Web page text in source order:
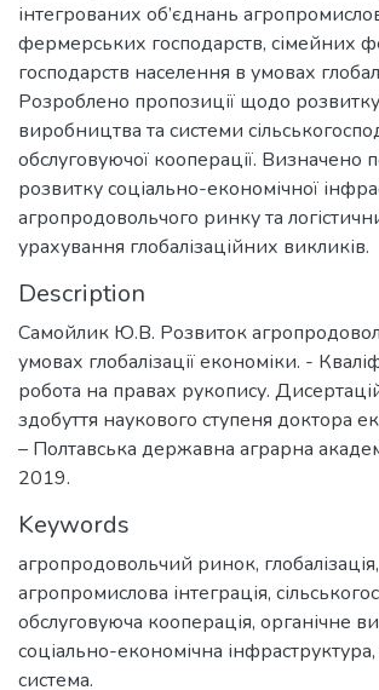
інтегрованих об’єднань
фермерських господарств, сімейних
господарств населення в умовах
Розроблено пропозиції щодо
виробництва та системи
обслуговуючої кооперації. Визначено
розвитку соціально-економічної
агропродовольчого ринку та
урахування глобалізаційних викликів.
Description
Самойлик Ю.В. Розвиток
умовах глобалізації економіки. -
робота на правах рукопису.
здобуття наукового ступеня доктора
– Полтавська державна аграрна
2019.
Keywords
агропродовольчий ринок, глобалізація,
агропромислова інтеграція,
обслуговуюча кооперація, органічне
соціально-економічна інфраструктура,
система.